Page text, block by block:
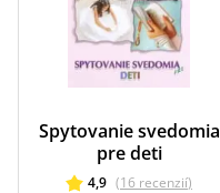
Spytovanie svedomia
pre deti
4,9 (16 recenzií)